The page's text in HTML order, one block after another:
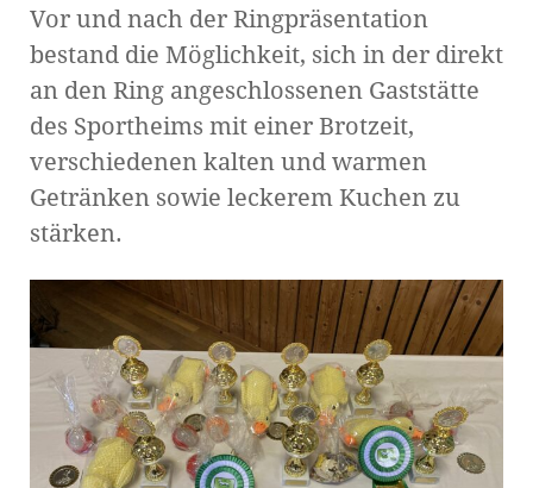
Vor und nach der Ringpräsentation
bestand die Möglichkeit, sich in der direkt
an den Ring angeschlossenen Gaststätte
des Sportheims mit einer Brotzeit,
verschiedenen kalten und warmen
Getränken sowie leckerem Kuchen zu
stärken.